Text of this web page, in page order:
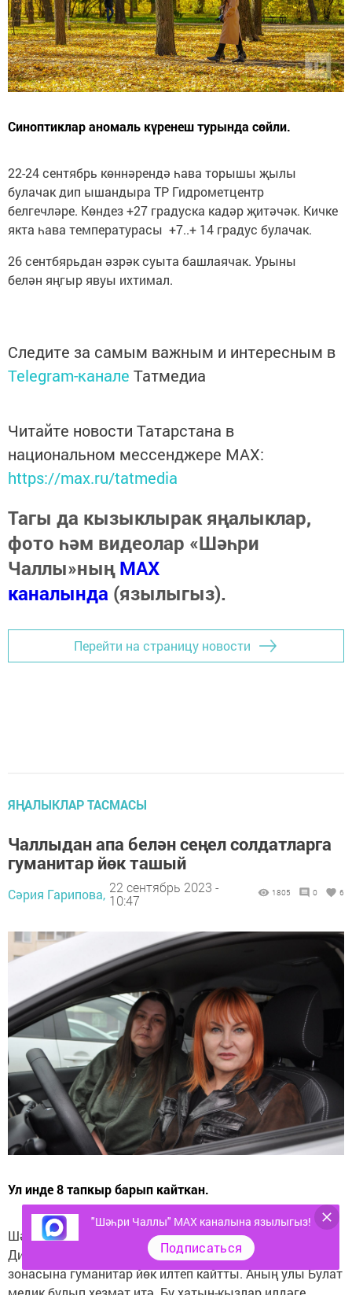
Синоптиклар аномаль күренеш турында сөйли.
22-24 сентябрь көннәрендә һава торышы җылы
булачак дип ышандыра ТР Гидрометцентр
белгечләре. Көндез +27 градуска кадәр җитәчәк. Кичке
якта һава температурасы +7..+ 14 градус булачак.
26 сентбярьдан әзрәк суыта башлаячак. Урыны
белән яңгыр явуы ихтимал.
Следите за самым важным и интересным в
Telegram-канале Татмедиа
Читайте новости Татарстана в
национальном мессенджере MАХ:
https://max.ru/tatmedia
Тагы да кызыклырак яңалыклар,
фото һәм видеолар «Шәһри
Чаллы»ныңMAX
каналында (язылыгыз).
Перейти на страницу новости
ЯҢАЛЫКЛАР ТАСМАСЫ
Чаллыдан апа белән сеңел солдатларга
гуманитар йөк ташый
Сәрия Гарипова, 22 сентябрь 2023 -
10:47
1805 0 6
Ул инде 8 тапкыр барып кайткан.
Шәһәрдәшебез Лилиана Клементьева бертуган апасы
Диләрә белән үз машинасында махсус хәрби операция
зонасына гуманитар йөк илтеп кайтты. Аның улы Булат
"Шәһри Чаллы" MAX каналына язылыгыз!
Подписаться